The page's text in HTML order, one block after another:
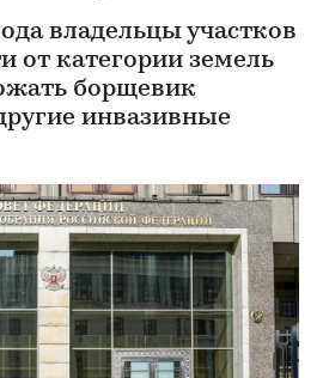
владельцы участков
от категории земель
борщевик
инвазивные